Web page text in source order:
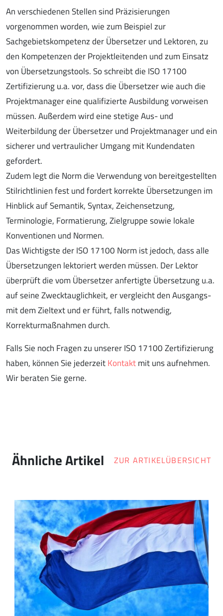
An verschiedenen Stellen sind Präzisierungen
vorgenommen worden, wie zum Beispiel zur
Sachgebietskompetenz der Übersetzer und Lektoren, zu
den Kompetenzen der Projektleitenden und zum Einsatz
von Übersetzungstools. So schreibt die ISO 17100
Zertifizierung u.a. vor, dass die Übersetzer wie auch die
Projektmanager eine qualifizierte Ausbildung vorweisen
müssen. Außerdem wird eine stetige Aus- und
Weiterbildung der Übersetzer und Projektmanager und ein
sicherer und vertraulicher Umgang mit Kundendaten
gefordert.
Zudem legt die Norm die Verwendung von bereitgestellten
Stilrichtlinien fest und fordert korrekte Übersetzungen im
Hinblick auf Semantik, Syntax, Zeichensetzung,
Terminologie, Formatierung, Zielgruppe sowie lokale
Konventionen und Normen.
Das Wichtigste der ISO 17100 Norm ist jedoch, dass alle
Übersetzungen lektoriert werden müssen. Der Lektor
überprüft die vom Übersetzer anfertigte Übersetzung u.a.
auf seine Zwecktauglichkeit, er vergleicht den Ausgangs-
mit dem Zieltext und er führt, falls notwendig,
Korrekturmaßnahmen durch.
Falls Sie noch Fragen zu unserer ISO 17100 Zertifizierung
haben, können Sie jederzeitKontaktmit uns aufnehmen.
Wir beraten Sie gerne.
Ähnliche Artikel ZUR ARTIKELÜBERSICHT